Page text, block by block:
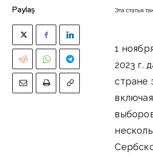
Paylaş Эта статья
1
2023 г.
стране